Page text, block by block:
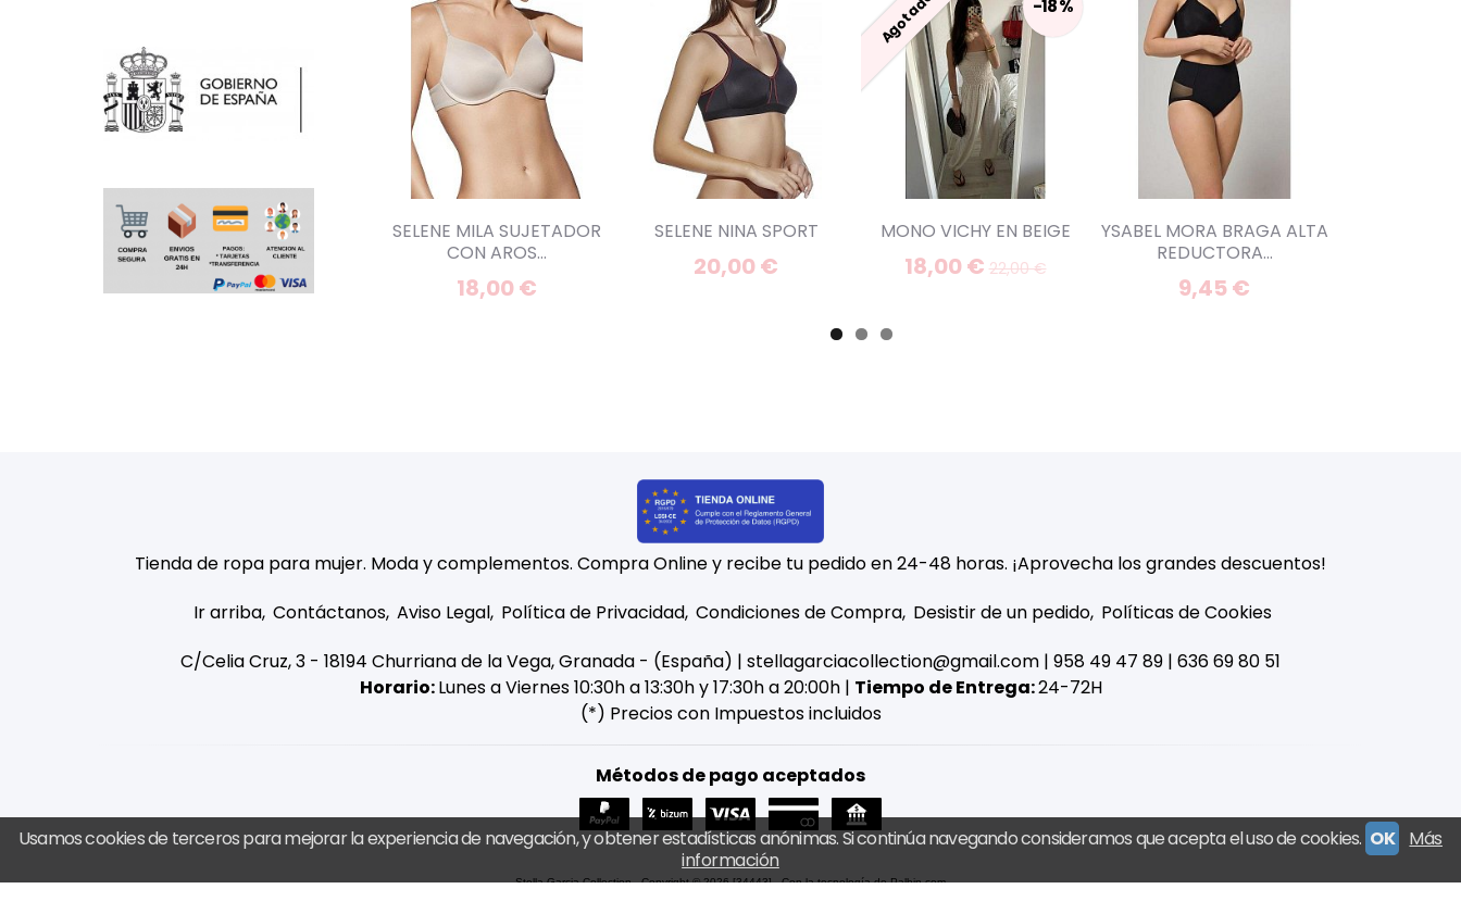
SELENE MILA SUJETADOR
CON AROS...
18,00 €
SELENE NINA SPORT
20,00 €
Agotado -18 %
MONO VICHY EN BEIGE
18,00 € 22,00 €
YSABEL MORA BRAGA ALTA
REDUCTORA...
9,45 €
Tienda de ropa para mujer. Moda y complementos. Compra Online y recibe tu pedido en 24-48 horas. ¡Aprovecha los grandes descuentos!
Ir arriba Contáctanos Aviso Legal Política de Privacidad Condiciones de Compra Desistir de un pedido Políticas de Cookies
C/Celia Cruz, 3 - 18194 Churriana de la Vega, Granada - (España) | stellagarciacollection@gmail.com | 958 49 47 89 | 636 69 80 51
Horario:Lunes a Viernes 10:30h a 13:30h y 17:30h a 20:00h | Tiempo de Entrega:24-72H
(*) Precios con Impuestos incluidos
Métodos de pago aceptados
Stella Garcia Collection- Copyright © 2026 [34443] - Con la tecnología de Palbin.com
Usamos cookies de terceros para mejorar la experiencia de navegación, y obtener estadísticas anónimas. Si continúa navegando consideramos que acepta el uso de cookies. OK Más
información